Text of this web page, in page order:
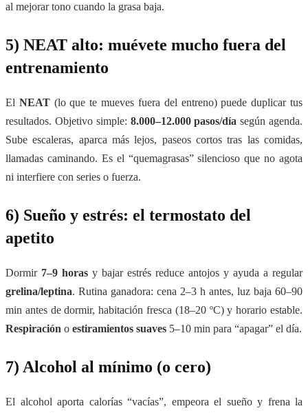
al mejorar tono cuando la grasa baja.
5) NEAT alto: muévete mucho fuera del
entrenamiento
El NEAT(lo que te mueves fuera del entreno) puede duplicar tus
resultados. Objetivo simple: 8.000–12.000 pasos/día según agenda.
Sube escaleras, aparca más lejos, paseos cortos tras las comidas,
llamadas caminando. Es el “quemagrasas” silencioso que no agota
ni interfiere con series o fuerza.
6) Sueño y estrés: el termostato del
apetito
Dormir 7–9 horas y bajar estrés reduce antojos y ayuda a regular
grelina/leptina. Rutina ganadora: cena 2–3 h antes, luz baja 60–90
min antes de dormir, habitación fresca (18–20 ºC) y horario estable.
Respiración o estiramientos suaves 5–10 min para “apagar” el día.
7) Alcohol al mínimo (o cero)
El alcohol aporta calorías “vacías”, empeora el sueño y frena la